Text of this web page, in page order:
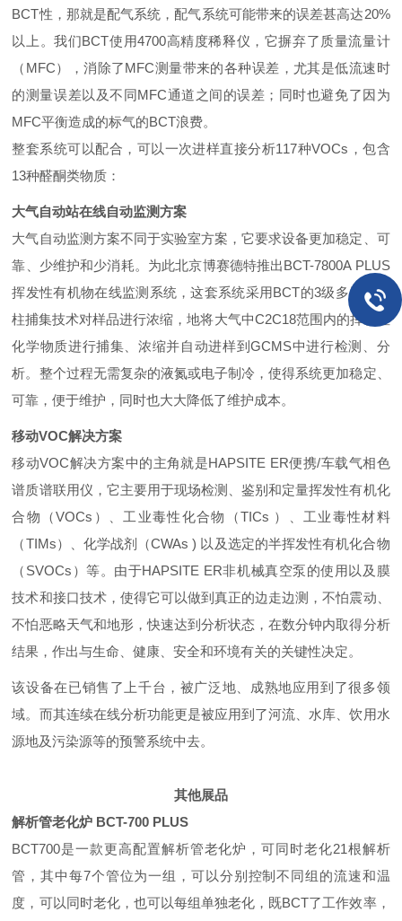
BCT性，那就是配气系统，配气系统可能带来的误差甚高达20%
以上。我们BCT使用4700高精度稀释仪，它摒弃了质量流量计
（ MFC），消除了MFC测量带来的各种误差，尤其是低流速时
的测量误差以及不同MFC通道之间的误差；同时也避免了因为
MFC平衡造成的标气的BCT浪费。
整套系统可以配合，可以一次进样直接分析117种VOCs ，包含
13种醛酮类物质：
大气自动站在线自动监测方案
大气自动监测方案不同于实验室方案，它要求设备更加稳定、可
靠、少维护和少消耗。为此北京博赛德特推出BCT-7800A PLUS
挥发性有机物在线监测系统，这套系统采用BCT的3级多层毛细
柱捕集技术对样品进行浓缩，地将大气中C2C18范围内的挥发性
化学物质进行捕集、浓缩并自动进样到GCMS中进行检测、分
析。整个过程无需复杂的液氮或电子制冷，使得系统更加稳定、
可靠，便于维护，同时也大大降低了维护成本。
移动VOC解决方案
移动VOC解决方案中的主角就是HAPSITE ER便携/车载气相色
谱质谱联用仪，它主要用于现场检测、鉴别和定量挥发性有机化
合物（VOCs ）、工业毒性化合物（TICs ）、工业毒性材料
（TIMs）、化学战剂（CWAs ) 以及选定的半挥发性有机化合物
（ SVOCs ）等。由于HAPSITE ER非机械真空泵的使用以及膜
技术和接口技术，使得它可以做到真正的边走边测，不怕震动、
不怕恶略天气和地形，快速达到分析状态，在数分钟内取得分析
结果，作出与生命、健康、安全和环境有关的关键性决定。
该设备在已销售了上千台，被广泛地、成熟地应用到了很多领
域。而其连续在线分析功能更是被应用到了河流、水库、饮用水
源地及污染源等的预警系统中去。
其他展品
解析管老化炉 BCT-700 PLUS
BCT700是一款更高配置解析管老化炉，可同时老化21根解析
管，其中每7个管位为一组，可以分别控制不同组的流速和温
度，可以同时老化，也可以每组单独老化，既BCT了工作效率，